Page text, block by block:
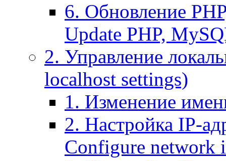
6. Обновление
Update PHP,
2. Управление
localhost settings)
1. Изменение
2. Настройка IP-
Configure network